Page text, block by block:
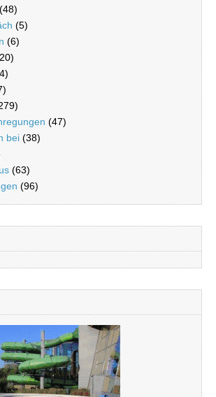
(48)
(5)
(6)
(47)
bei (38)
(63)
(96)